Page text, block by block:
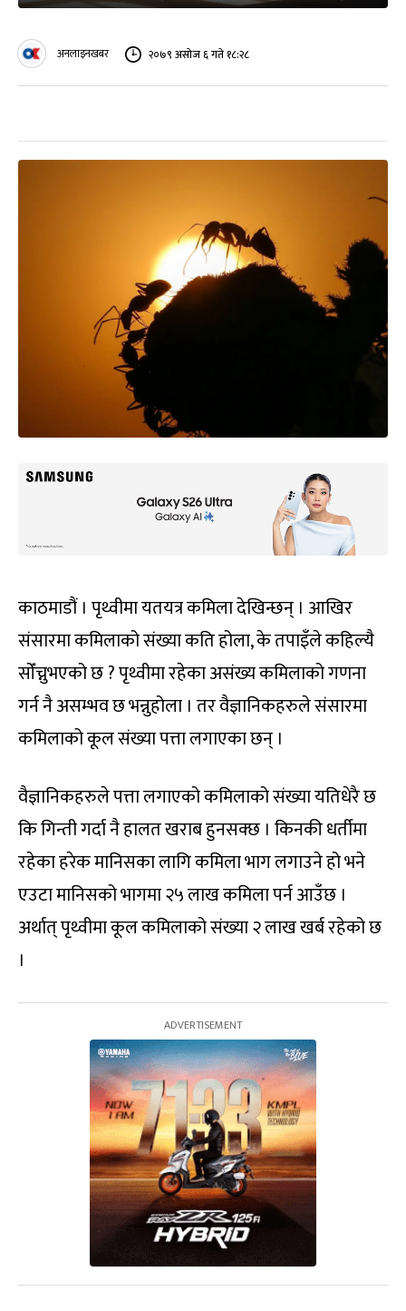
अनलाइनखबर २०७९ असोज ६ गते १८:२८
काठमाडौं । पृथ्वीमा यतयत्र कमिला देखिन्छन् । आखिर
संसारमा कमिलाको संख्या कति होला, के तपाइँले कहिल्यै
सोँच्नुभएको छ ? पृथ्वीमा रहेका असंख्य कमिलाको गणना
गर्न नै असम्भव छ भन्नुहोला । तर वैज्ञानिकहरुले संसारमा
कमिलाको कूल संख्या पत्ता लगाएका छन् ।
वैज्ञानिकहरुले पत्ता लगाएको कमिलाको संख्या यतिधेरै छ
कि गिन्ती गर्दा नै हालत खराब हुनसक्छ । किनकी धर्तीमा
रहेका हरेक मानिसका लागि कमिला भाग लगाउने हो भने
एउटा मानिसको भागमा २५ लाख कमिला पर्न आउँछ ।
अर्थात् पृथ्वीमा कूल कमिलाको संख्या २ लाख खर्ब रहेको छ
।